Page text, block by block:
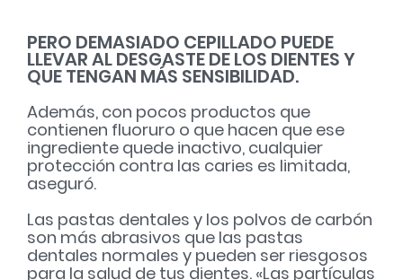
PERO DEMASIADO CEPILLADO PUEDE
LLEVAR AL DESGASTE DE LOS DIENTES Y
QUE TENGAN MÁS SENSIBILIDAD.
Además, con pocos productos que
contienen fluoruro o que hacen que ese
ingrediente quede inactivo, cualquier
protección contra las caries es limitada,
aseguró.
Las pastas dentales y los polvos de carbón
son más abrasivos que las pastas
dentales normales y pueden ser riesgosos
para la salud de tus dientes. «Las partículas